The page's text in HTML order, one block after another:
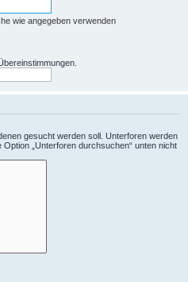
wie angegeben verwenden
gesucht werden soll. Unterforen werden
„Unterforen durchsuchen“ unten nicht